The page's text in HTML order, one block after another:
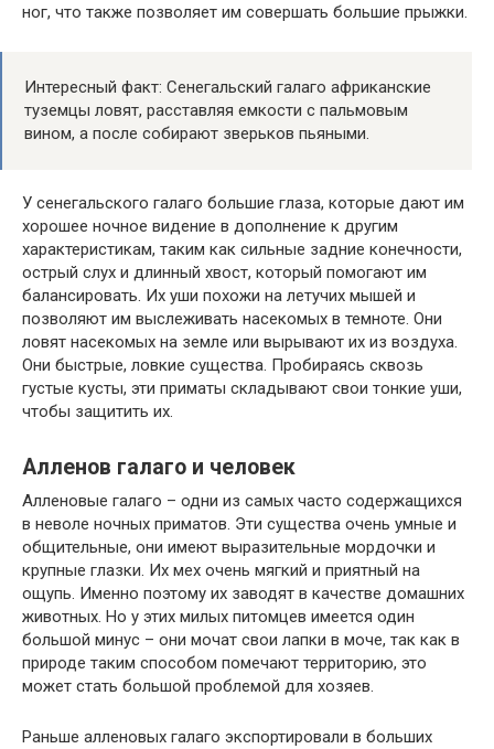
ног, что также позволяет им совершать большие прыжки.
Интересный факт: Сенегальский галаго африканские
туземцы ловят, расставляя емкости с пальмовым
вином, а после собирают зверьков пьяными.
У сенегальского галаго большие глаза, которые дают им
хорошее ночное видение в дополнение к другим
характеристикам, таким как сильные задние конечности,
острый слух и длинный хвост, который помогают им
балансировать. Их уши похожи на летучих мышей и
позволяют им выслеживать насекомых в темноте. Они
ловят насекомых на земле или вырывают их из воздуха.
Они быстрые, ловкие существа. Пробираясь сквозь
густые кусты, эти приматы складывают свои тонкие уши,
чтобы защитить их.
Алленов галаго и человек
Алленовые галаго – одни из самых часто содержащихся
в неволе ночных приматов. Эти существа очень умные и
общительные, они имеют выразительные мордочки и
крупные глазки. Их мех очень мягкий и приятный на
ощупь. Именно поэтому их заводят в качестве домашних
животных. Но у этих милых питомцев имеется один
большой минус – они мочат свои лапки в моче, так как в
природе таким способом помечают территорию, это
может стать большой проблемой для хозяев.
Раньше алленовых галаго экспортировали в больших